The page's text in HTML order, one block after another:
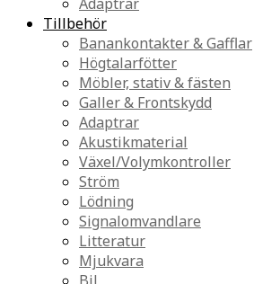
Tillbehör
Banankontakter & Gafflar
Högtalarfötter
Möbler, stativ & fästen
Galler & Frontskydd
Adaptrar
Akustikmaterial
Växel/Volymkontroller
Ström
Lödning
Signalomvandlare
Litteratur
Mjukvara